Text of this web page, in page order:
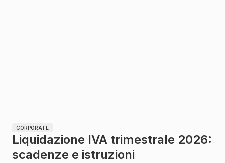
CORPORATE
Liquidazione IVA trimestrale 2026:
scadenze e istruzioni